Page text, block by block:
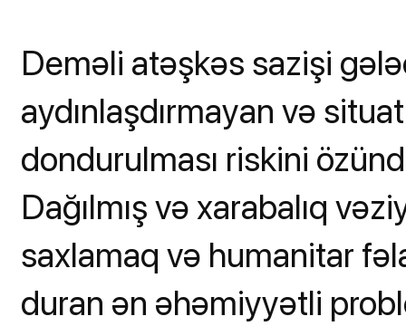
Deməli atəşkəs sazişi
aydınlaşdırmayan və
dondurulması riskini
Dağılmış və xarabalıq
saxlamaq və humanitar
duran ən əhəmiyyətli